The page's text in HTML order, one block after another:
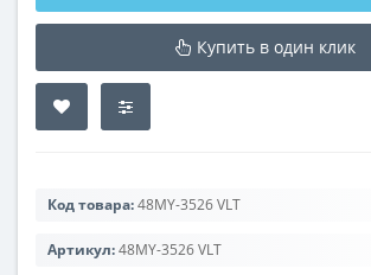
Купить в один клик
Код товара:48MY-3526 VLT
Артикул:48MY-3526 VLT